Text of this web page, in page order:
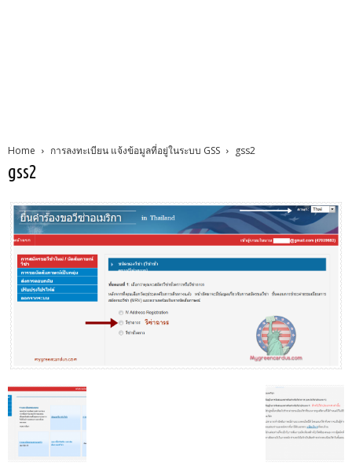
Home การลงทะเบียน แจ้งข้อมูลที่อยู่ในระบบ GSS gss2
gss2